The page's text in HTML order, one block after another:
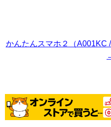
かんたんスマホ２（A001KC